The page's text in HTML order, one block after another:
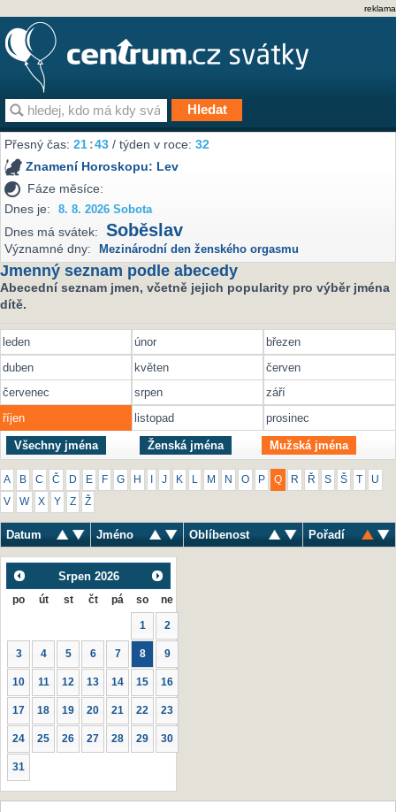
reklama
Přesný čas:21 43 / týden v roce:32
Znamení Horoskopu: Lev
Fáze měsíce:
Dnes je:
8. 8. 2026 Sobota
Dnes má svátek: Soběslav
Významné dny: Mezinárodní den ženského orgasmu
Jmenný seznam podle abecedy
Abecední seznam jmen, včetně jejich popularity pro výběr jména
dítě.
leden únor
březen
duben
květen
červen
červenec
srpen
září
říjen
listopad prosinec
Všechny jména Ženská jména Mužská jména
A B C Č D E F G H J K M N O P Q R Ř S Š U
V W X Y Z Ž
Datum Jméno Oblíbenost Pořadí
Srpen 2026
po út st čt pá so ne
1 2
3 4 5 6 7 8 9
10 11 12 13 14 15 16
17 18 19 20 21 22 23
24 25 26 27 28 29 30
31